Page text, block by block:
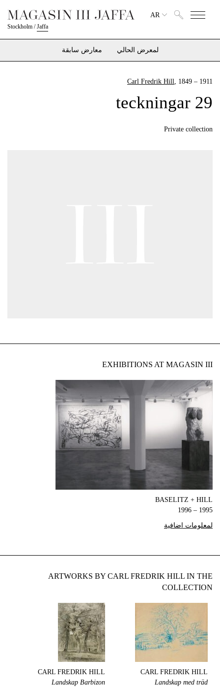
Stockholm /Jaffa
AR
لمعرض الحالي معارض سابقة
Carl Fredrik Hill, 1849 – 1911
29 teckningar
Private collection
EXHIBITIONS AT MAGASIN III
BASELITZ + HILL
1995 – 1996
لمعلومات اضافية
ARTWORKS BY CARL FREDRIK HILL IN THE
COLLECTION
CARL FREDRIK HILL
Landskap med träd
CARL FREDRIK HILL
Landskap Barbizon